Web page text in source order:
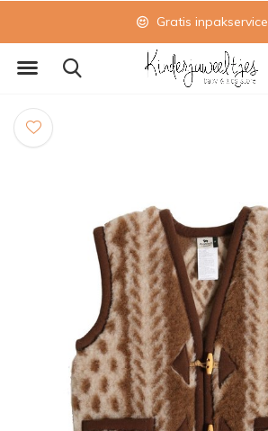
Gratis inpakservice